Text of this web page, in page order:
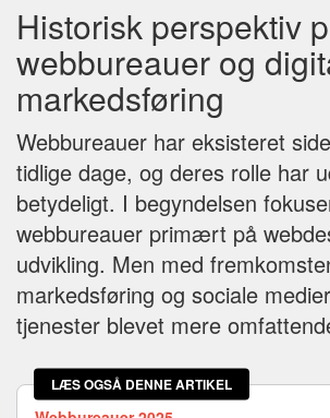
Historisk perspektiv
webbureauer og
markedsføring
Webbureauer har eksisteret
tidlige dage, og deres rolle har
betydeligt. I begyndelsen
webbureauer primært på
udvikling. Men med
markedsføring og sociale
tjenester blevet mere
LÆS OGSÅ DENNE ARTIKEL